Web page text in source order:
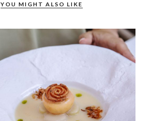
YOU MIGHT ALSO LIKE